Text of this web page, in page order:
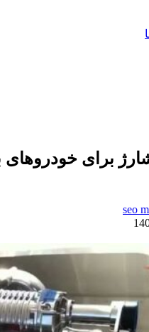
برای خودروهای
seo